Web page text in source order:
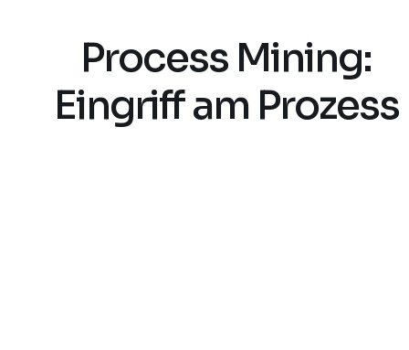
Process Mining:
Eingriff am Prozess